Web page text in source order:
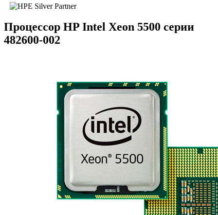
Процессор HP Intel Xeon 5500 серии
482600-002